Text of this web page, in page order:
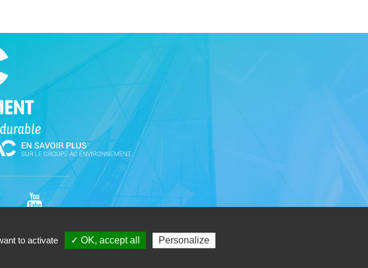
- 14 Chemin de la Fondue 81000 Albi
immobilier à Albi
to activate ✓ OK, accept all Personalize